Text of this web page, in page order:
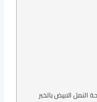
الابيض بالخبر